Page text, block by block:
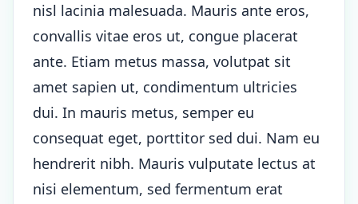
nisl lacinia malesuada. Mauris ante eros,
convallis vitae eros ut, congue placerat
ante. Etiam metus massa, volutpat sit
amet sapien ut, condimentum ultricies
dui. In mauris metus, semper eu
consequat eget, porttitor sed dui. Nam eu
hendrerit nibh. Mauris vulputate lectus at
nisi elementum, sed fermentum erat